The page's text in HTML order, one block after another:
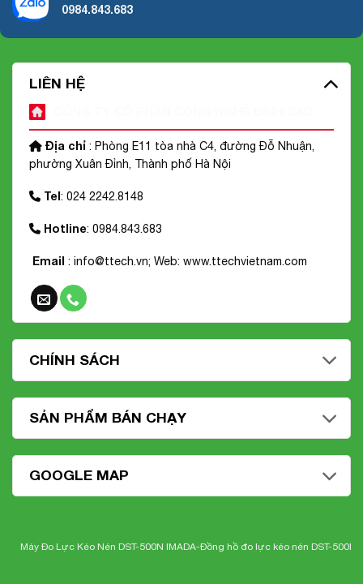
0984.843.683
LIÊN HỆ
Địa chỉ : Phòng E11 tòa nhà C4, đường Đỗ Nhuận,
phường Xuân Đỉnh, Thành phố Hà Nội
Tel: 024 2242.8148
Hotline: 0984.843.683
Email : info@ttech.vn; Web: www.ttechvietnam.com
CHÍNH SÁCH
SẢN PHẨM BÁN CHẠY
GOOGLE MAP
Đo Lực Kéo Nén DST-500N IMADA-Đồng hồ đo lực kéo nén DST-500N Imada